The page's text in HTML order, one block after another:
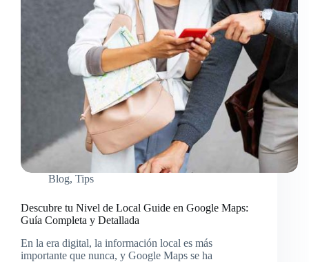
Blog, Tips
Descubre tu Nivel de Local Guide en Google Maps:
Guía Completa y Detallada
En la era digital, la información local es más
importante que nunca, y Google Maps se ha